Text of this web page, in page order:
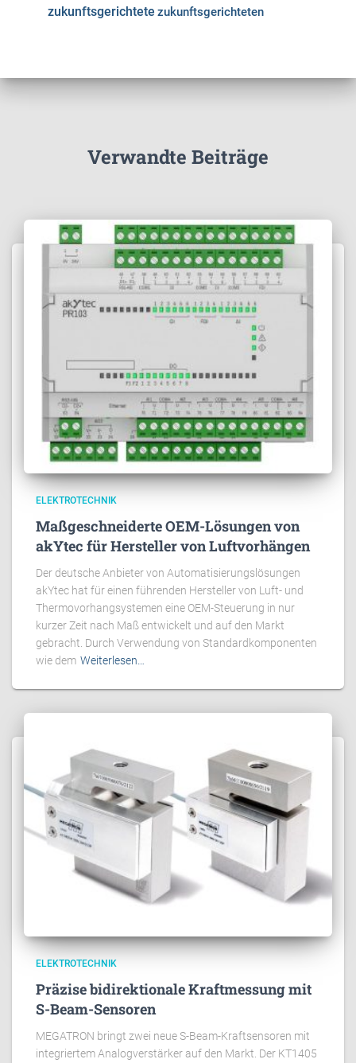
zukunftsgerichtete zukunftsgerichteten
Verwandte Beiträge
ELEKTROTECHNIK
Maßgeschneiderte OEM-Lösungen von
akYtec für Hersteller von Luftvorhängen
Der deutsche Anbieter von Automatisierungslösungen
akYtec hat für einen führenden Hersteller von Luft- und
Thermovorhangsystemen eine OEM-Steuerung in nur
kurzer Zeit nach Maß entwickelt und auf den Markt
gebracht. Durch Verwendung von Standardkomponenten
wie dem Weiterlesen…
ELEKTROTECHNIK
Präzise bidirektionale Kraftmessung mit
S-Beam-Sensoren
MEGATRON bringt zwei neue S-Beam-Kraftsensoren mit
integriertem Analogverstärker auf den Markt. Der KT1405